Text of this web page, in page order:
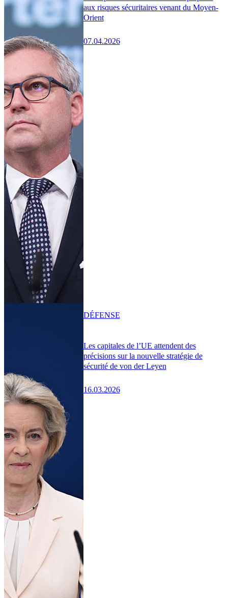
aux risques sécuritaires venant du Moyen-
Orient
07.04.2026
Les capitales de l’UE attendent des
précisions sur la nouvelle stratégie de
sécurité de von der Leyen
16.03.2026
DÉFENSE